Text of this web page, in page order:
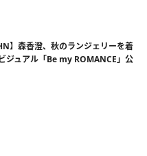
】森香澄、秋のランジェリーを着
ジュアル「Be my ROMANCE」公